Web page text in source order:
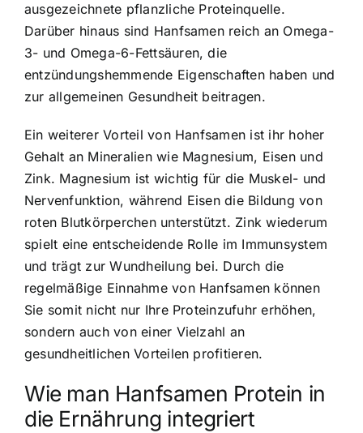
ausgezeichnete pflanzliche Proteinquelle.
Darüber hinaus sind Hanfsamen reich an Omega-
3- und Omega-6-Fettsäuren, die
entzündungshemmende Eigenschaften haben und
zur allgemeinen Gesundheit beitragen.
Ein weiterer Vorteil von Hanfsamen ist ihr hoher
Gehalt an Mineralien wie Magnesium, Eisen und
Zink. Magnesium ist wichtig für die Muskel- und
Nervenfunktion, während Eisen die Bildung von
roten Blutkörperchen unterstützt. Zink wiederum
spielt eine entscheidende Rolle im Immunsystem
und trägt zur Wundheilung bei. Durch die
regelmäßige Einnahme von Hanfsamen können
Sie somit nicht nur Ihre Proteinzufuhr erhöhen,
sondern auch von einer Vielzahl an
gesundheitlichen Vorteilen profitieren.
Wie man Hanfsamen Protein in
die Ernährung integriert